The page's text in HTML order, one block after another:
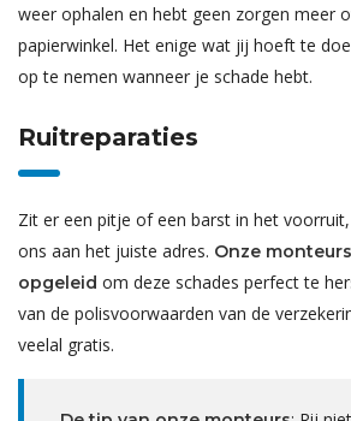
weer ophalen en hebt geen zorgen meer
papierwinkel. Het enige wat jij hoeft te
op te nemen wanneer je schade hebt.
Ruitreparaties
Zit er een pitje of een barst in het
ons aan het juiste adres. Onze
opgeleid om deze schades perfect te
van de polisvoorwaarden van de
veelal gratis.